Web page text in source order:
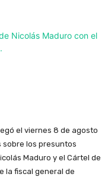
el viernes 8 de agosto
sobre los presuntos
Maduro y el Cártel de
la fiscal general de